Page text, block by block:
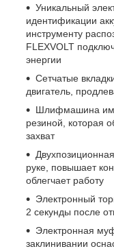
Уникальный
идентификации
инструменту
FLEXVOLT
энергии
Сетчатые
двигатель,
Шлифмашина
резиной, которая
захват
руке, повышает
облегчает работу
Электронный
2 секунды после
Электронная
заклинивании